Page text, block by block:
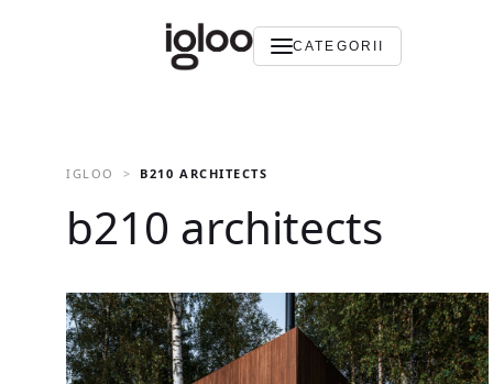
CATEGORII
IGLOO B210 ARCHITECTS
b210 architects